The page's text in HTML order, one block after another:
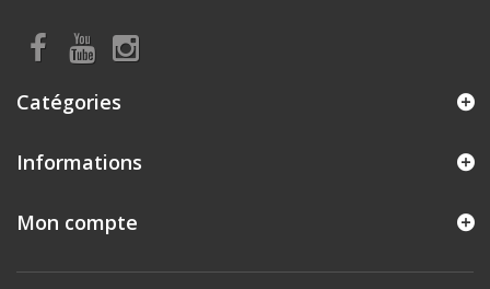
Catégories
Informations
Mon compte